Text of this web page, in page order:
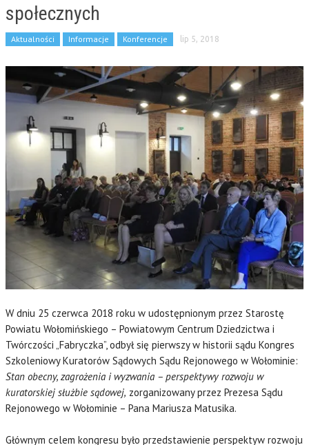
społecznych
Aktualności Informacje Konferencje lip 5, 2018
W dniu 25 czerwca 2018 roku w udostępnionym przez Starostę
Powiatu Wołomińskiego – Powiatowym Centrum Dziedzictwa i
Twórczości „Fabryczka”, odbył się pierwszy w historii sądu Kongres
Szkoleniowy Kuratorów Sądowych Sądu Rejonowego w Wołominie:
Stan obecny, zagrożenia i wyzwania – perspektywy rozwoju w
kuratorskiej służbie sądowej, zorganizowany przez Prezesa Sądu
Rejonowego w Wołominie – Pana Mariusza Matusika.
Głównym celem kongresu było przedstawienie perspektyw rozwoju